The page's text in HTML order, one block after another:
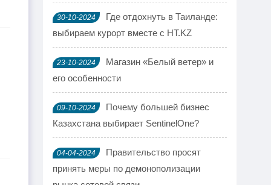
30-10-2024
Где отдохнуть в Таиланде:
выбираем курорт вместе с HT.KZ
23-10-2024
Магазин «Белый ветер» и
его особенности
09-10-2024
Почему большей бизнес
Казахстана выбирает SentinelOne?
04-04-2024
Правительство просят
принять меры по демонополизации